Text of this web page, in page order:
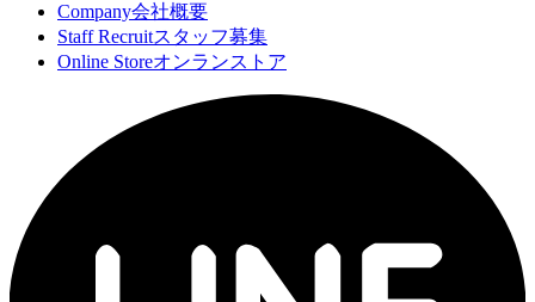
Company会社概要
Staff Recruitスタッフ募集
Online Storeオンランストア